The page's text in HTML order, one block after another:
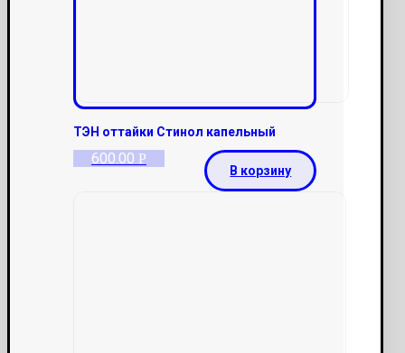
ТЭН оттайки Cтинол капельный
600.00 Р
В корзину